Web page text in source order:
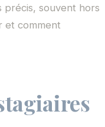
précis, souvent hors
et comment